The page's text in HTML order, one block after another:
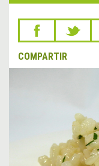
COMPARTIR